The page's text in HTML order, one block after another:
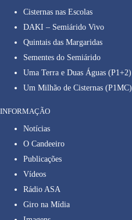
Cisternas nas Escolas
DAKI – Semiárido Vivo
Quintais das Margaridas
Sementes do Semiárido
Uma Terra e Duas Águas (P1+2)
Um Milhão de Cisternas (P1MC)
INFORMAÇÃO
Notícias
O Candeeiro
Publicações
Vídeos
Rádio ASA
Giro na Mídia